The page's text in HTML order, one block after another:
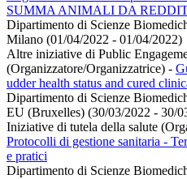
SUMMA ANIMALI DA
Dipartimento di Scienze
Milano (01/04/2022 - 01/04/2022)
Altre iniziative di Public
(Organizzatore/Organizzatrice) -
udder health status and cured
Dipartimento di Scienze
EU (Bruxelles) (30/03/2022 - 30/
Iniziative di tutela della salute
Protocolli di gestione sanitaria -
e pratici
Dipartimento di Scienze